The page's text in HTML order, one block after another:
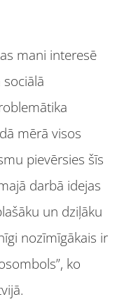
mani interesē
mērā visos
pievērsies šīs
darbā idejas
un dziļāku
nozīmīgākais ir
ko